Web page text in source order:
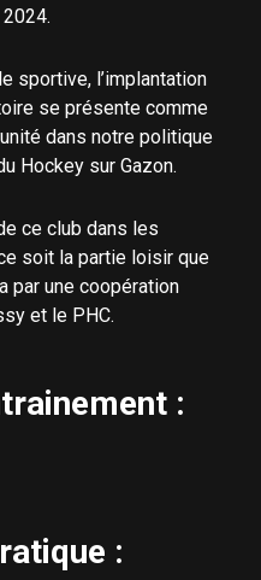
sportive, l’implantation
se présente comme
dans notre politique
Hockey sur Gazon.
ce club dans les
soit la partie loisir que
par une coopération
et le PHC.
:
: